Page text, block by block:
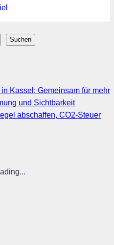
Suchen
Kassel: Gemeinsam für mehr
und Sichtbarkeit
abschaffen, CO2-Steuer